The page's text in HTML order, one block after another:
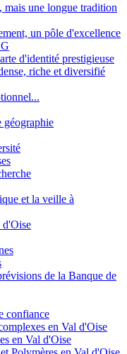
mais une longue tradition
un pôle d'excellence
d'identité prestigieuse
riche et diversifié
géographie
et la veille à
d'Oise
de la Banque de
confiance
en Val d'Oise
en Val d'Oise